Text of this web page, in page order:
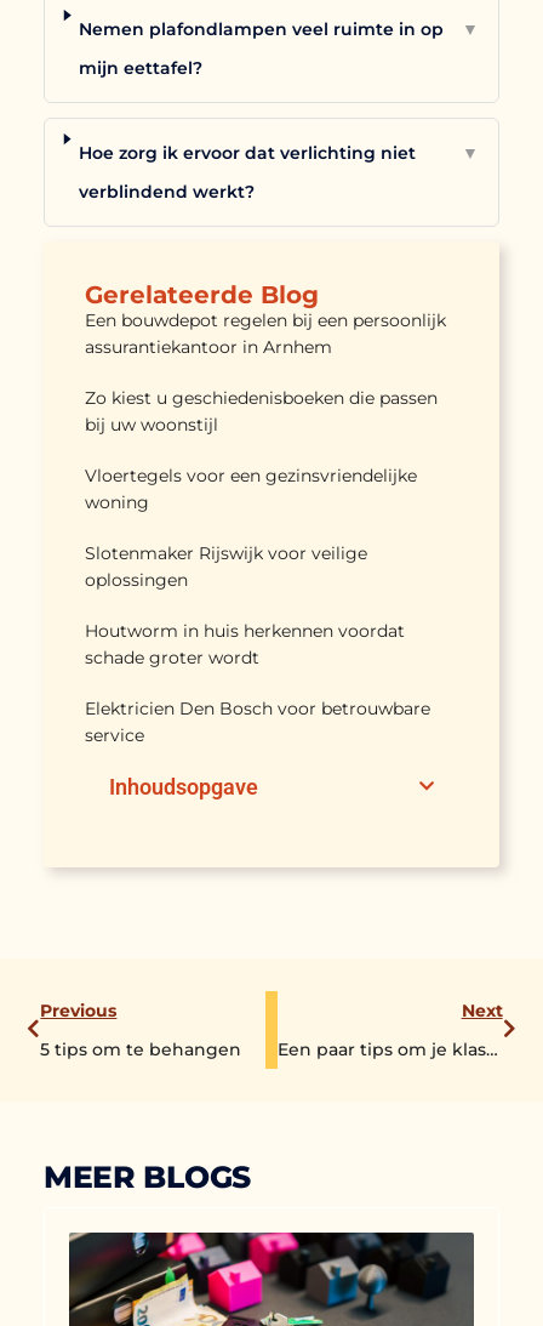
Nemen plafondlampen veel ruimte in op
mijn eettafel?
▼
Hoe zorg ik ervoor dat verlichting niet
verblindend werkt?
▼
Gerelateerde Blog
Een bouwdepot regelen bij een persoonlijk
assurantiekantoor in Arnhem
Zo kiest u geschiedenisboeken die passen
bij uw woonstijl
Vloertegels voor een gezinsvriendelijke
woning
Slotenmaker Rijswijk voor veilige
oplossingen
Houtworm in huis herkennen voordat
schade groter wordt
Elektricien Den Bosch voor betrouwbare
service
Inhoudsopgave
Previous
5 tips om te behangen
Next
Een paar tips om je klassieke keuken beter te maken
MEER BLOGS